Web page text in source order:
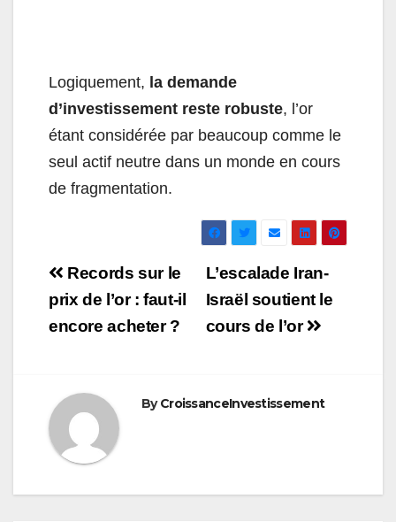
Logiquement, la demande
d’investissement reste robuste, l’or
étant considérée par beaucoup comme le
seul actif neutre dans un monde en cours
de fragmentation.
Navigation
de
l’article
L’escalade Iran-
Israël soutient le
cours de l’or
Records sur le
prix de l’or : faut-il
encore acheter ?
ByCroissanceInvestissement